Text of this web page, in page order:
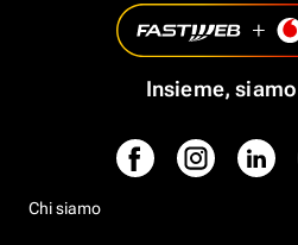
Insieme,
Chi siamo